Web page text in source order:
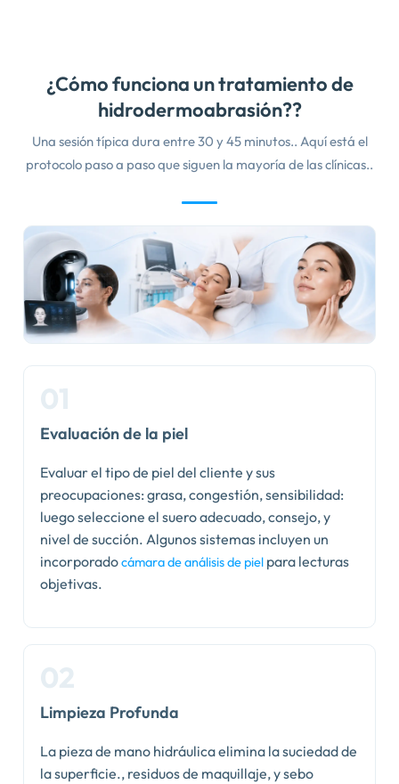
¿Cómo funciona un tratamiento de
hidrodermoabrasión??
Una sesión típica dura entre 30 y 45 minutos.. Aquí está el
protocolo paso a paso que siguen la mayoría de las clínicas..
Evaluación de la piel
Evaluar el tipo de piel del cliente y sus
preocupaciones: grasa, congestión, sensibilidad:
luego seleccione el suero adecuado, consejo, y
nivel de succión. Algunos sistemas incluyen un
incorporadocámara de análisis de piel para lecturas
objetivas.
Limpieza Profunda
La pieza de mano hidráulica elimina la suciedad de
la superficie., residuos de maquillaje, y sebo